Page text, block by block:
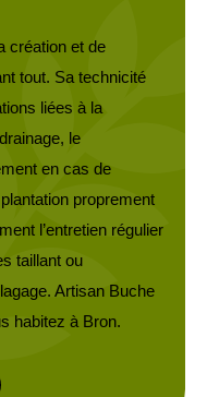
création et de
tout. Sa technicité
liées à la
le
en cas de
proprement
l’entretien régulier
taillant ou
Artisan Buche
habitez à Bron.